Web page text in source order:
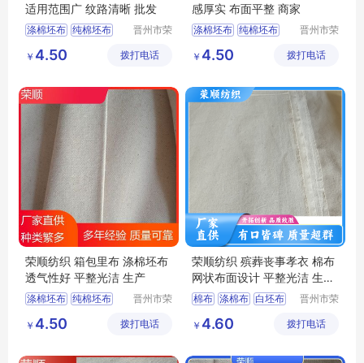
适用范围广 纹路清晰 批发
涤棉坯布 纯棉坯布
涤棉起绒布
平纹坯布
晋州市荣
限公司
￥ 4.50 拨打电话
感厚实 布面平整 商家
涤棉坯布 纯棉坯布
平纹坯布
晋州市荣
限公司
￥ 4.50 拨打电话
荣顺纺织 箱包里布 涤棉坯布
透气性好 平整光洁 生产
涤棉坯布 纯棉坯布
平纹坯布
晋州市荣
限公司
￥ 4.50 拨打电话
荣顺纺织 殡葬丧事孝衣 棉布
网状布面设计 平整光洁 生产
厂家
棉布 涤棉布 白坯布
晋州市荣
限公司
￥ 4.60 拨打电话